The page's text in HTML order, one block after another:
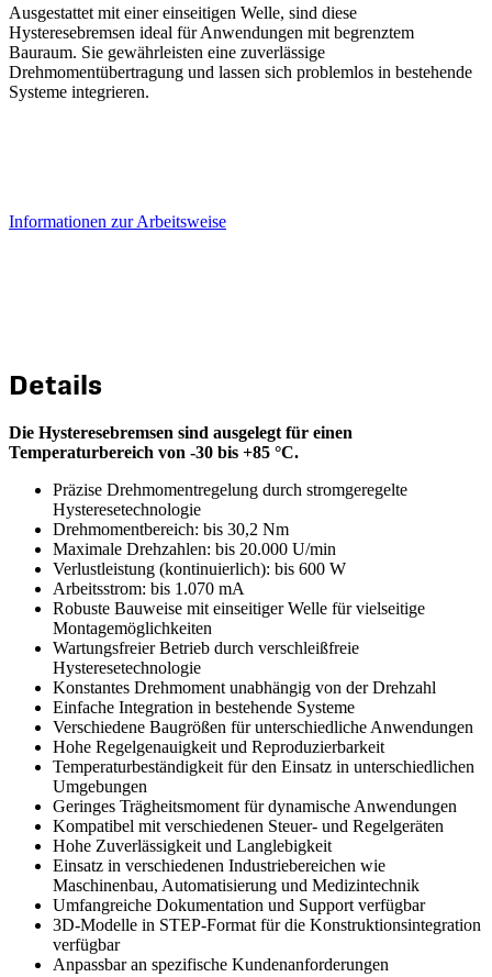
Ausgestattet mit einer einseitigen Welle, sind diese
Hysteresebremsen ideal für Anwendungen mit begrenztem
Bauraum. Sie gewährleisten eine zuverlässige
Drehmomentübertragung und lassen sich problemlos in bestehende
Systeme integrieren.
Informationen zur Arbeitsweise
Details
Die Hysteresebremsen sind ausgelegt für einen
Temperaturbereich von -30 bis +85 °C.
Präzise Drehmomentregelung durch stromgeregelte
Hysteresetechnologie
Drehmomentbereich: bis 30,2 Nm
Maximale Drehzahlen: bis 20.000 U/min
Verlustleistung (kontinuierlich): bis 600 W
Arbeitsstrom: bis 1.070 mA
Robuste Bauweise mit einseitiger Welle für vielseitige
Montagemöglichkeiten
Wartungsfreier Betrieb durch verschleißfreie
Hysteresetechnologie
Konstantes Drehmoment unabhängig von der Drehzahl
Einfache Integration in bestehende Systeme
Verschiedene Baugrößen für unterschiedliche Anwendungen
Hohe Regelgenauigkeit und Reproduzierbarkeit
Temperaturbeständigkeit für den Einsatz in unterschiedlichen
Umgebungen
Geringes Trägheitsmoment für dynamische Anwendungen
Kompatibel mit verschiedenen Steuer- und Regelgeräten
Hohe Zuverlässigkeit und Langlebigkeit
Einsatz in verschiedenen Industriebereichen wie
Maschinenbau, Automatisierung und Medizintechnik
Umfangreiche Dokumentation und Support verfügbar
3D-Modelle in STEP-Format für die Konstruktionsintegration
verfügbar
Anpassbar an spezifische Kundenanforderungen